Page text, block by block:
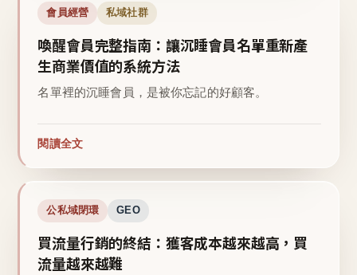
會員經營 私域社群
喚醒會員完整指南：讓沉睡會員名單重新產
生商業價值的系統方法
名單裡的沉睡會員，是被你忘記的好顧客。
閱讀全文
公私域閉環 GEO
買流量行銷的終結：獲客成本越來越高，買
流量越來越難